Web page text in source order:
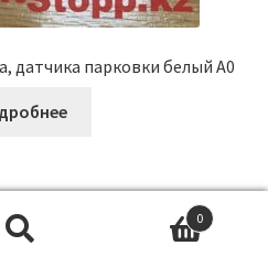
датчика парковки белый A0
0